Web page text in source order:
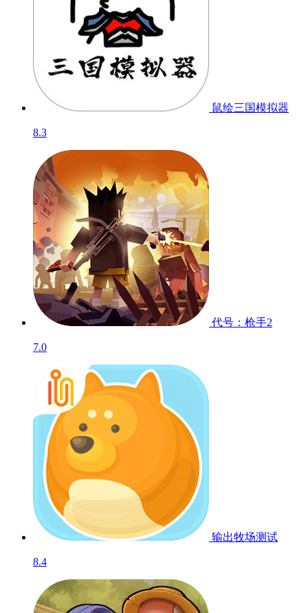
鼠绘三国模拟器
8.3
代号：枪手2
7.0
输出牧场测试
8.4